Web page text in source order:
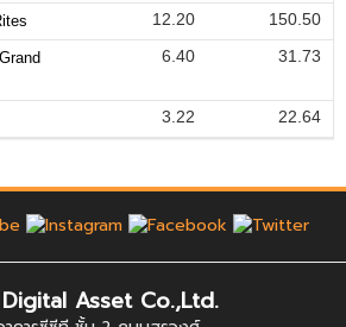
12.20
150.50
6.40 31.73
3.22 22.64
Asset Co.,Ltd.